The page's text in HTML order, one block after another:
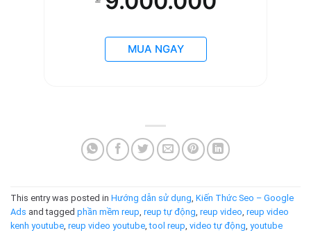
MUA NGAY
This entry was posted in Hướng dẫn sử dụng, Kiến Thức Seo – Google
Ads and tagged phần mềm reup, reup tự động, reup video, reup video
kenh youtube, reup video youtube,tool reup, video tự động, youtube